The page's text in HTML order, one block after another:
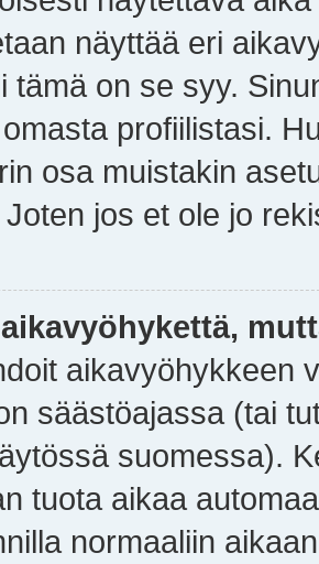
näyttää eri
tämä on se syy.
profiilistasi.
osa muistakin
jos et ole jo
aikavyöhykkeen
säästöajassa (tai
suomessa).
tuota aikaa
normaaliin